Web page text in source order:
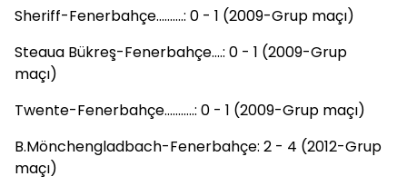
Sheriff-Fenerbahçe..........: 0 - 1 (2009-Grup maçı)
Steaua Bükreş-Fenerbahçe....: 0 - 1 (2009-Grup
maçı)
Twente-Fenerbahçe...........: 0 - 1 (2009-Grup maçı)
B.Mönchengladbach-Fenerbahçe: 2 - 4 (2012-Grup
maçı)